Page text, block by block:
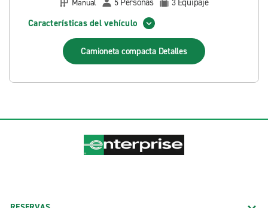
Manual
5 Personas 3 Equipaje
Características del vehículo
Camioneta compacta Detalles